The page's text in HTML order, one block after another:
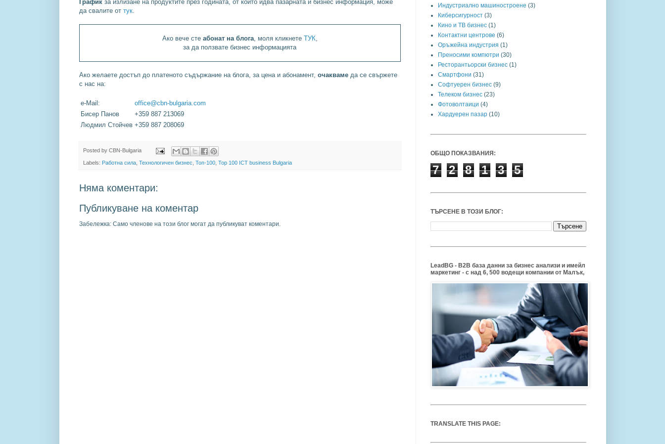
Графикза излизане на продуктите през годината, от които идва пазарната и бизнес информация, може
да свалите от тук.
Ако вече сте абонат на блога, моля кликнете ТУК,
за да ползвате бизнес информацията
Ако желаете достъп до платеното съдържание на блога, за цена и абонамент, очаквамеда се свържете
с нас на:
e-Mail:
office@cbn-bulgaria.com
Бисер Панов
+359 887 213069
Людмил Стойчев +359 887 208069
Posted by CBN-Bulgaria
Labels: Работна сила, Технологичен бизнес Топ-100, Top 100 ICT business Bulgaria
Няма коментари:
Публикуване на коментар
Забележка: Само членове на този блог могат да публикуват коментари.
Индустриално машиностроене (3)
Киберсигурност (3)
Кино и ТВ бизнес (1)
Контактни центрове (6)
Оръжейна индустрия (1)
Преносими компютри (30)
Ресторантьорски бизнес (1)
Смартфони (31)
Софтуерен бизнес (9)
Телеком бизнес (23)
Фотоволтаици (4)
Хардуерен пазар (10)
ОБЩО ПОКАЗВАНИЯ:
7 2 8 1 3 5
ТЪРСЕНЕ В ТОЗИ БЛОГ:
LeadBG - B2B база данни за бизнес анализи и имейл
маркетинг - с над 6, 500 водещи компании от Малък,
TRANSLATE THIS PAGE: